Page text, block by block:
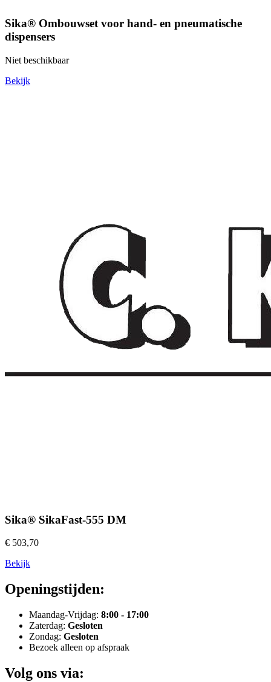
Sika® Ombouwset voor hand- en pneumatische
dispensers
Niet beschikbaar
Bekijk
Sika® SikaFast-555 DM
€ 503,70
Bekijk
Openingstijden:
Maandag-Vrijdag: 8:00 - 17:00
Zaterdag: Gesloten
Zondag: Gesloten
Bezoek alleen op afspraak
Volg ons via: